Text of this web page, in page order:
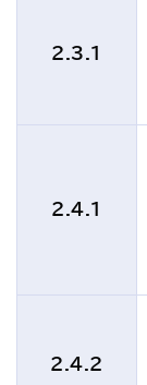
2.3.1
2.4.1
2.4.2